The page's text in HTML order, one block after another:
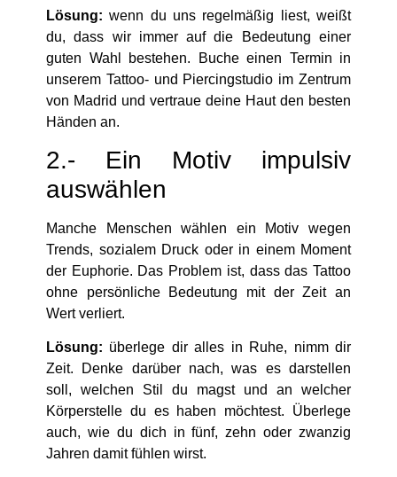
Lösung: wenn du uns regelmäßig liest, weißt
du, dass wir immer auf die Bedeutung einer
guten Wahl bestehen. Buche einen Termin in
unserem Tattoo- und Piercingstudio im Zentrum
von Madrid und vertraue deine Haut den besten
Händen an.
2.- Ein Motiv impulsiv
auswählen
Manche Menschen wählen ein Motiv wegen
Trends, sozialem Druck oder in einem Moment
der Euphorie. Das Problem ist, dass das Tattoo
ohne persönliche Bedeutung mit der Zeit an
Wert verliert.
Lösung: überlege dir alles in Ruhe, nimm dir
Zeit. Denke darüber nach, was es darstellen
soll, welchen Stil du magst und an welcher
Körperstelle du es haben möchtest. Überlege
auch, wie du dich in fünf, zehn oder zwanzig
Jahren damit fühlen wirst.